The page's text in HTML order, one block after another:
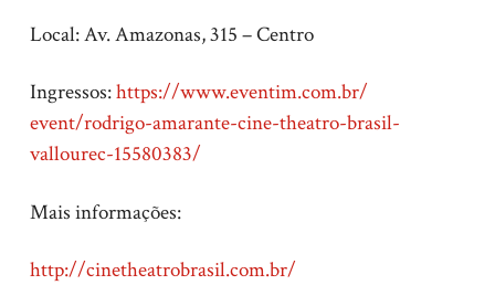
Local: Av. Amazonas, 315 – Centro
Ingressos:https://www.eventim.com.br/
event/rodrigo-amarante-cine-theatro-brasil-
vallourec-15580383/
Mais informações:
http://cinetheatrobrasil.com.br/